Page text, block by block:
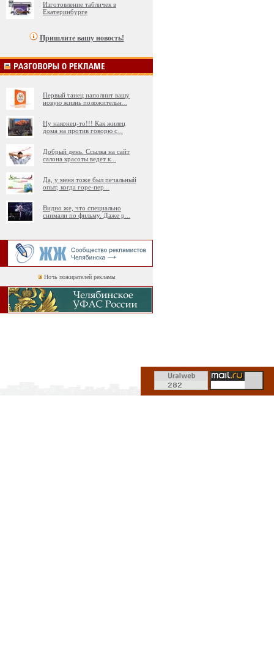
Изготовление табличек в
Екатеринбурге
Пришлите вашу новость!
Первый танец наполнит вашу
новую жизнь положительн
Ну наконец-то!!! Как жилец
дома на против говорю с
Добрый день. Ссылка на сайт
салона красоты ведет к
Да, у меня тоже был печальный
опыт, когда горе-пер
Видно же, что специально
снимали по фильму. Даже р
Ночь пожирателей рекламы